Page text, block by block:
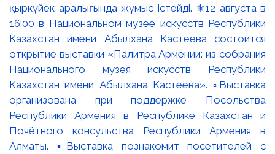
қыркүйек аралығында жұмыс істейді. ⚜️12 августа в
16:00 в Национальном музее искусств Республики
Казахстан имени Абылхана Кастеева состоится
открытие выставки «Палитра Армении: из собрания
Национального музея искусств Республики
Казахстан имени Абылхана Кастеева». ▫️Выставка
организована при поддержке Посольства
Республики Армения в Республике Казахстан и
Почётного консульства Республики Армения в
Алматы. ▪️Выставка познакомит посетителей с